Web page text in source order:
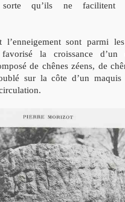
qu’ils ne facilitent
l’enneigement sont parmi
risé la croissance d’un
de chênes zéens, de
sur la côte d’un